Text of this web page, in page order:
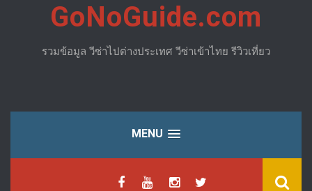
GoNoGuide.com
รวมข้อมูล วีซ่าไปต่างประเทศ วีซ่าเข้าไทย รีวิวเที่ยว
MENU